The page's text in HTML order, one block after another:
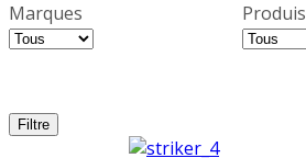
Marques Produis